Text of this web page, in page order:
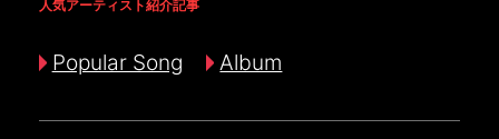
人気アーティスト紹介記事
Popular Song Album